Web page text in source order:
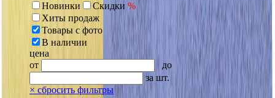
Новинки
Скидки %
Хиты продаж
Товары с фото
В наличии
цена
от
до
за шт.
× сбросить фильтры